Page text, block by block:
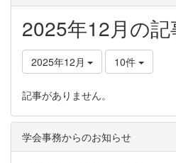
2025年12月の記
2025年12月 10件
記事がありません。
学会事務からのお知らせ